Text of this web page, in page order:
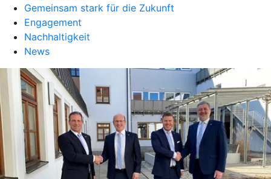
Gemeinsam stark für die Zukunft
Engagement
Nachhaltigkeit
News